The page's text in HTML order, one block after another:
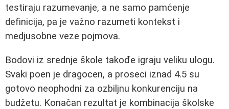
testiraju razumevanje, a ne samo pamćenje
definicija, pa je važno razumeti kontekst i
medjusobne veze pojmova.
Bodovi iz srednje škole takođe igraju veliku ulogu.
Svaki poen je dragocen, a proseci iznad 4.5 su
gotovo neophodni za ozbiljnu konkurenciju na
budžetu. Konačan rezultat je kombinacija školske